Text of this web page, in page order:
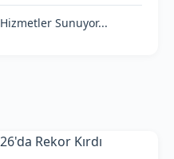
Sunuyor...